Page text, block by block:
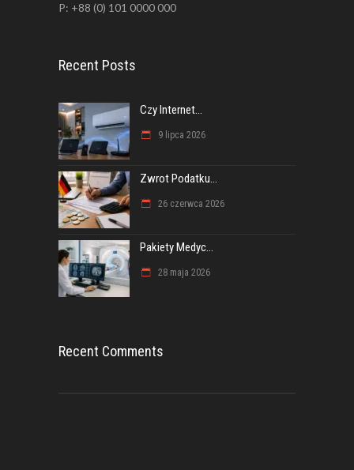
P: +88 (0) 101 0000 000
Recent Posts
Czy Internet...
9 lipca 2026
Zwrot Podatku...
26 czerwca 2026
Pakiety Medyc...
28 maja 2026
Recent Comments